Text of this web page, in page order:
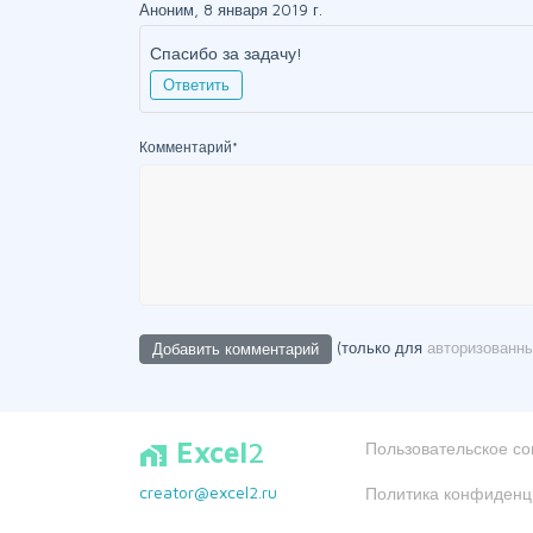
Аноним, 8 января 2019 г.
Спасибо за задачу!
Ответить
Комментарий*
(только для
home_work Excel2
creator@excel2.ru
Пользовательское
Политика